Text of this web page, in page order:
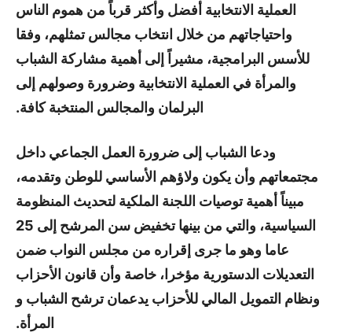
العملية الانتخابية أفضل وأكثر قرباً من هموم الناس
واحتياجاتهم من خلال انتخاب مجالس تمثلهم، وفقا
للأسس البرامجية، مشيراً إلى أهمية مشاركة الشباب
والمرأة في العملية الانتخابية وضرورة وصولهم إلى
البرلمان والمجالس المنتخبة كافة.
ودعا الشباب إلى ضرورة العمل الجماعي داخل
مجتمعاتهم وأن يكون ولاؤهم الأساسي للوطن وتقدمه،
مبيناً أهمية توصيات اللجنة الملكية لتحديث المنظومة
السياسية، والتي من بينها تخفيض سن المرشح إلى 25
عاما وهو ما جرى إقراره من مجلس النواب ضمن
التعديلات الدستورية مؤخرا، خاصة وأن قانون الأحزاب
ونظام التمويل المالي للأحزاب يدعمان ترشح الشباب و
المرأة.